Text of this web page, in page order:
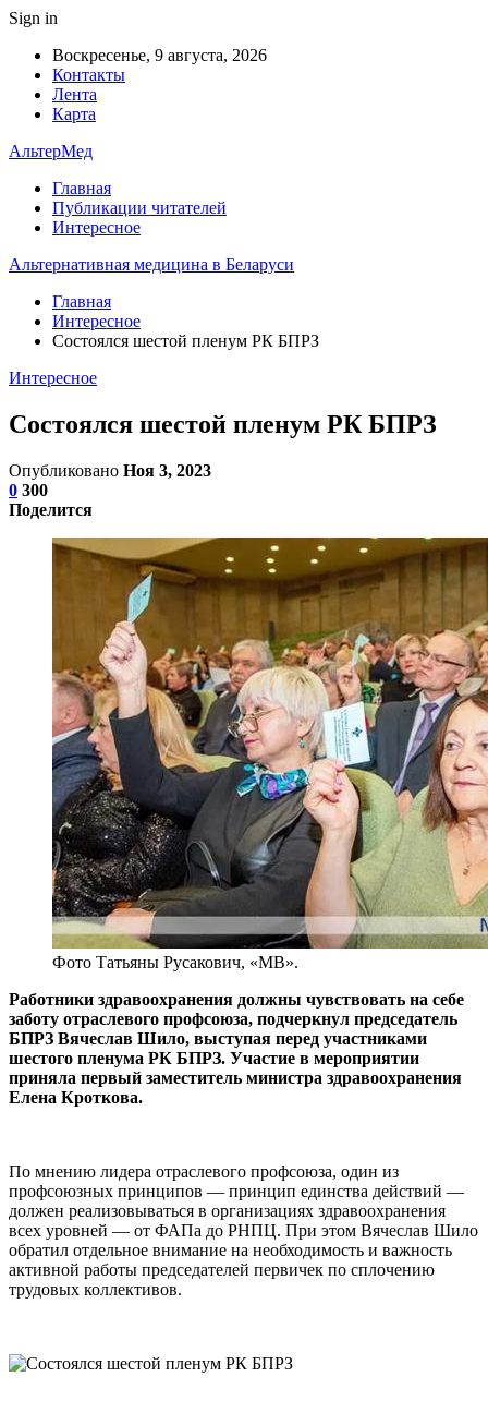
Sign in
Воскресенье, 9 августа, 2026
Контакты
Лента
Карта
АльтерМед
Главная
Публикации читателей
Интересное
Альтернативная медицина в Беларуси
Главная
Интересное
Состоялся шестой пленум РК БПРЗ
Интересное
Состоялся шестой пленум РК БПРЗ
Опубликовано Ноя 3, 2023
0 300
Поделится
Фото Татьяны Русакович, «МВ».
Работники здравоохранения должны чувствовать на себе
заботу отраслевого профсоюза, подчеркнул председатель
БПРЗ Вячеслав Шило, выступая перед участниками
шестого пленума РК БПРЗ. Участие в мероприятии
приняла первый заместитель министра здравоохранения
Елена Кроткова.
По мнению лидера отраслевого профсоюза, один из
профсоюзных принципов — принцип единства действий —
должен реализовываться в организациях здравоохранения
всех уровней — от ФАПа до РНПЦ. При этом Вячеслав Шило
обратил отдельное внимание на необходимость и важность
активной работы председателей первичек по сплочению
трудовых коллективов.